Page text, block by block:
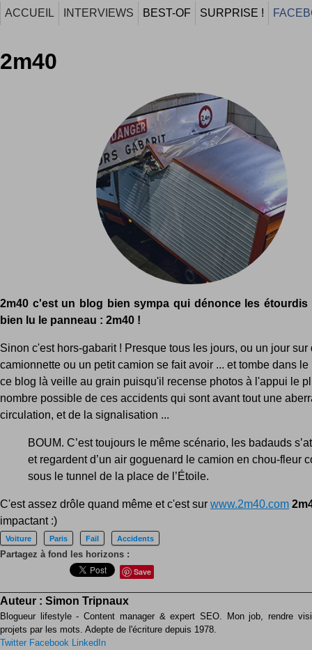
ACCUEIL INTERVIEWS BEST-OF SURPRISE !
2m40
2m40 c'est un blog bien sympa qui dénonce les
bien lu le panneau : 2m40 !
Sinon c'est hors-gabarit ! Presque tous les jours, ou un jour sur
camionnette ou un petit camion se fait avoir ... et tombe dans le
ce blog là veille au grain puisqu'il recense photos à l'appui le
nombre possible de ces accidents qui sont avant tout une
circulation, et de la signalisation ...
BOUM. C’est toujours le même scénario, les badauds
et regardent d’un air goguenard le camion en chou-fleur
sous le tunnel de la place de l’Étoile.
C'est assez drôle quand même et c'est sur www.2m40.com
impactant :)
Voiture Paris Fail Accidents
Partagez à fond les horizons :
Save
Auteur : Simon Tripnaux
Blogueur lifestyle - Content manager & expert SEO. Mon job, rendre
projets par les mots. Adepte de l'écriture depuis 1978.
Twitter Facebook LinkedIn